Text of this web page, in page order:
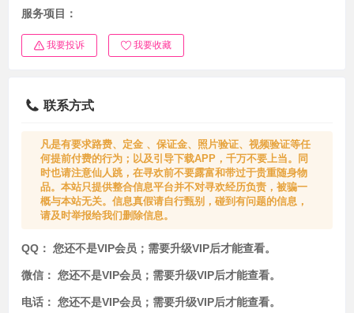
服务项目：
我要投诉 我要收藏
联系方式
凡是有要求路费、定金 、保证金、照片验证、视频验证等任
何提前付费的行为；以及引导下载APP，千万不要上当。同
时也请注意仙人跳，在寻欢前不要露富和带过于贵重随身物
品。本站只提供整合信息平台并不对寻欢经历负责，被骗一
概与本站无关。信息真假请自行甄别，碰到有问题的信息，
请及时举报给我们删除信息。
QQ： 您还不是VIP会员；需要升级VIP后才能查看。
微信： 您还不是VIP会员；需要升级VIP后才能查看。
电话： 您还不是VIP会员；需要升级VIP后才能查看。